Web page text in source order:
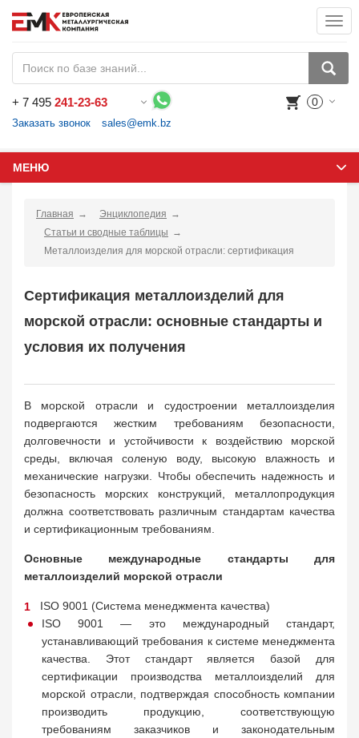
+ 7 495 241-23-63
Заказать звонок sales@emk.bz
0
МЕНЮ
Главная
Энциклопедия
Статьи и сводные таблицы
Металлоизделия для морской отрасли: сертификация
Сертификация металлоизделий для
морской отрасли: основные стандарты и
условия их получения
В морской отрасли и судостроении металлоизделия
подвергаются жестким требованиям безопасности,
долговечности и устойчивости к воздействию морской
среды, включая соленую воду, высокую влажность и
механические нагрузки. Чтобы обеспечить надежность и
безопасность морских конструкций, металлопродукция
должна соответствовать различным стандартам качества
и сертификационным требованиям.
Основные международные стандарты для
металлоизделий морской отрасли
ISO 9001 (Система менеджмента качества)
ISO 9001 — это международный стандарт,
устанавливающий требования к системе менеджмента
качества. Этот стандарт является базой для
сертификации производства металлоизделий для
морской отрасли, подтверждая способность компании
производить продукцию, соответствующую
требованиям заказчиков и законодательным